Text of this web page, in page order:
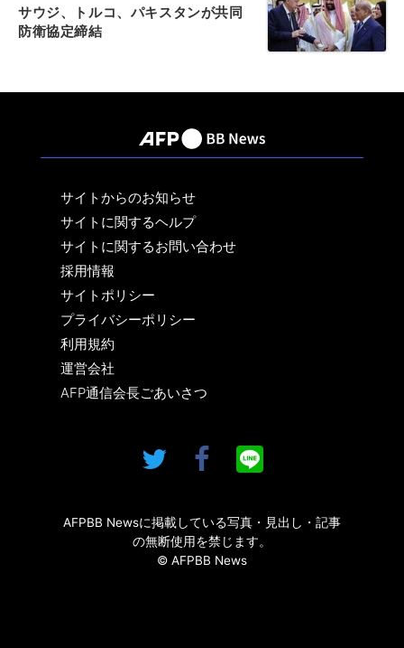
サウジ、トルコ、パキスタンが共同
防衛協定締結
サイトからのお知らせ
サイトに関するヘルプ
サイトに関するお問い合わせ
採用情報
サイトポリシー
プライバシーポリシー
利用規約
運営会社
AFP通信会長ごあいさつ
AFPBB Newsに掲載している写真・見出し・記事
の無断使用を禁じます。
© AFPBB News